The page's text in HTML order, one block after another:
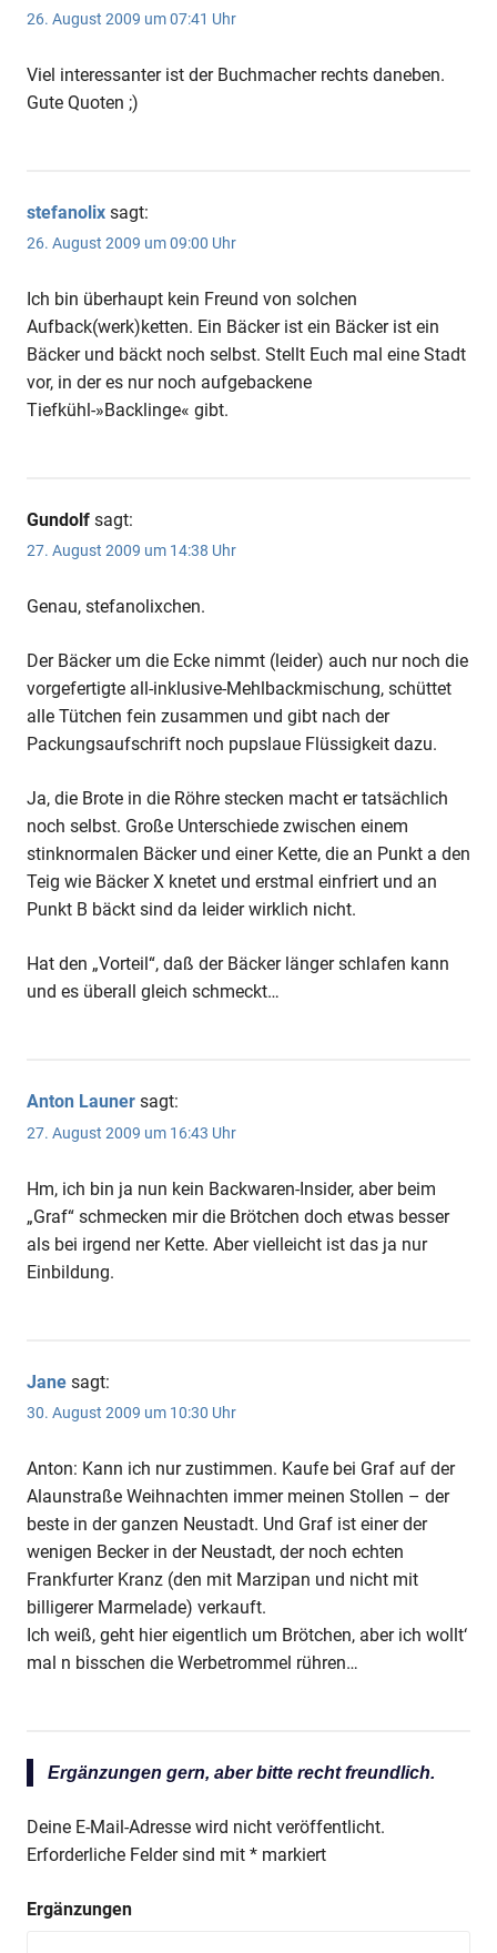
26. August 2009 um 07:41 Uhr
Viel interessanter ist der Buchmacher rechts daneben.
Gute Quoten ;)
stefanolix sagt:
26. August 2009 um 09:00 Uhr
Ich bin überhaupt kein Freund von solchen
Aufback(werk)ketten. Ein Bäcker ist ein Bäcker ist ein
Bäcker und bäckt noch selbst. Stellt Euch mal eine Stadt
vor, in der es nur noch aufgebackene
Tiefkühl-»Backlinge« gibt.
Gundolf sagt:
27. August 2009 um 14:38 Uhr
Genau, stefanolixchen.
Der Bäcker um die Ecke nimmt (leider) auch nur noch die
vorgefertigte all-inklusive-Mehlbackmischung, schüttet
alle Tütchen fein zusammen und gibt nach der
Packungsaufschrift noch pupslaue Flüssigkeit dazu.
Ja, die Brote in die Röhre stecken macht er tatsächlich
noch selbst. Große Unterschiede zwischen einem
stinknormalen Bäcker und einer Kette, die an Punkt a den
Teig wie Bäcker X knetet und erstmal einfriert und an
Punkt B bäckt sind da leider wirklich nicht.
Hat den „Vorteil“, daß der Bäcker länger schlafen kann
und es überall gleich schmeckt…
Anton Launer sagt:
27. August 2009 um 16:43 Uhr
Hm, ich bin ja nun kein Backwaren-Insider, aber beim
„Graf“ schmecken mir die Brötchen doch etwas besser
als bei irgend ner Kette. Aber vielleicht ist das ja nur
Einbildung.
Jane sagt:
30. August 2009 um 10:30 Uhr
Anton: Kann ich nur zustimmen. Kaufe bei Graf auf der
Alaunstraße Weihnachten immer meinen Stollen – der
beste in der ganzen Neustadt. Und Graf ist einer der
wenigen Becker in der Neustadt, der noch echten
Frankfurter Kranz (den mit Marzipan und nicht mit
billigerer Marmelade) verkauft.
Ich weiß, geht hier eigentlich um Brötchen, aber ich wollt‘
mal n bisschen die Werbetrommel rühren…
Ergänzungen gern, aber bitte recht freundlich.
Deine E-Mail-Adresse wird nicht veröffentlicht.
Erforderliche Felder sind mit * markiert
Ergänzungen